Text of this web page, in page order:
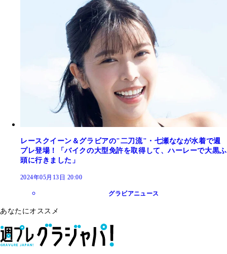
レースクイーン＆グラビアの"二刀流"・七瀬ななが水着で週
プレ登場！「バイクの大型免許を取得して、ハーレーで大黒ふ
頭に行きました」
2024年05月13日 20:00
グラビアニュース
あなたにオススメ